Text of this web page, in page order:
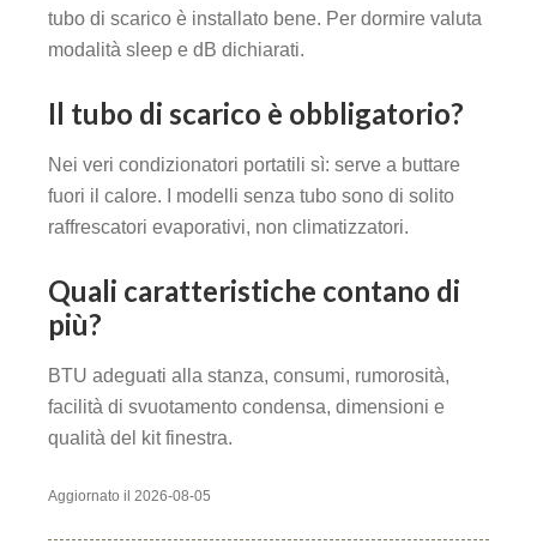
tubo di scarico è installato bene. Per dormire valuta
modalità sleep e dB dichiarati.
Il tubo di scarico è obbligatorio?
Nei veri condizionatori portatili sì: serve a buttare
fuori il calore. I modelli senza tubo sono di solito
raffrescatori evaporativi, non climatizzatori.
Quali caratteristiche contano di
più?
BTU adeguati alla stanza, consumi, rumorosità,
facilità di svuotamento condensa, dimensioni e
qualità del kit finestra.
Aggiornato il 2026-08-05